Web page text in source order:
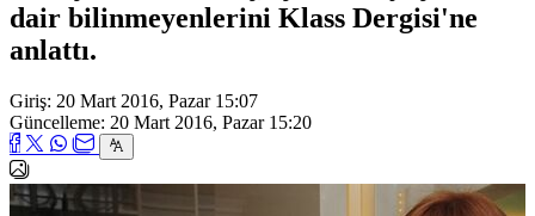
dair bilinmeyenlerini Klass Dergisi'ne
anlattı.
Giriş: 20 Mart 2016, Pazar 15:07
Güncelleme: 20 Mart 2016, Pazar 15:20